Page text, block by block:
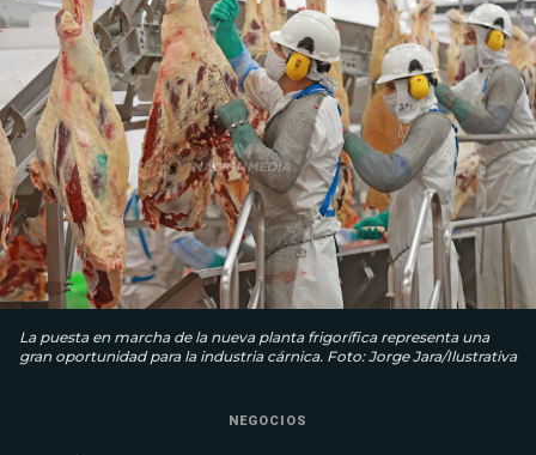
La puesta en marcha de la nueva planta frigorífica representa una
gran oportunidad para la industria cárnica. Foto: Jorge Jara/Ilustrativa
NEGOCIOS